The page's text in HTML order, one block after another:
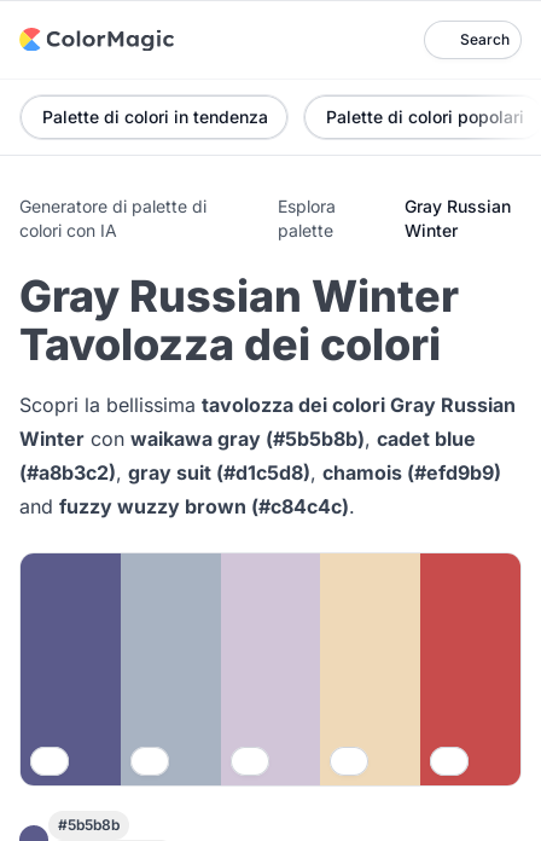
Search
Palette di colori in tendenza Palette di colori popolari
Generatore di palette di
colori con IA
Esplora
palette
Gray Russian
Winter
Gray Russian Winter
Tavolozza dei colori
Scopri la bellissima tavolozza dei colori Gray Russian
Winter con waikawa gray (#5b5b8b), cadet blue
(#a8b3c2), gray suit (#d1c5d8), chamois (#efd9b9)
and fuzzy wuzzy brown (#c84c4c).
#5b5b8b